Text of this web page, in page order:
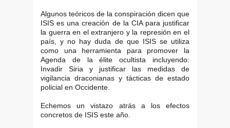
Algunos teóricos de la conspiración dicen que
ISIS es una creación de la CIA para justificar
la guerra en el extranjero y la represión en el
país, y no hay duda de que ISIS se utiliza
como una herramienta para promover la
Agenda de la élite ocultista incluyendo:
Invadir Siria y justificar las medidas de
vigilancia draconianas y tácticas de estado
policial en Occidente.
Echemos un vistazo atrás a los efectos
concretos de ISIS este año.